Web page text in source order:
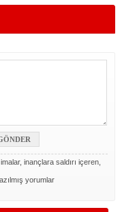
inançlara saldırı içeren,
yorumlar